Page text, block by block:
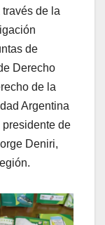
de la
de
Derecho
de la
Argentina
de
Deniri,